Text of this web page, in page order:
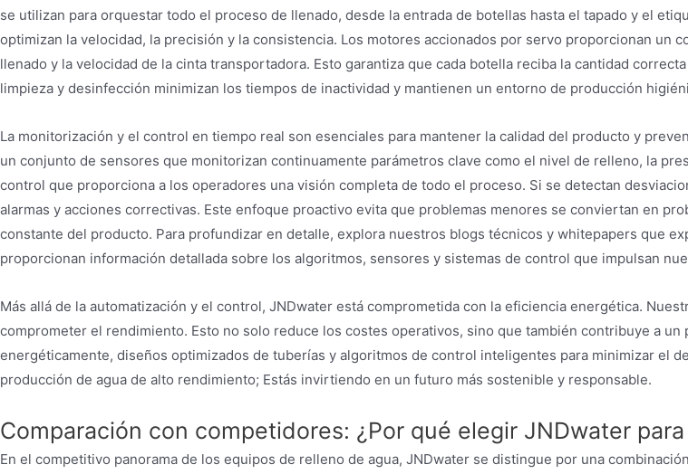
se utilizan para orquestar todo el proceso de llenado, desde la entrada de botellas hasta el tapado y el
optimizan la velocidad, la precisión y la consistencia. Los motores accionados por servo proporcionan
llenado y la velocidad de la cinta transportadora. Esto garantiza que cada botella reciba la cantidad
limpieza y desinfección minimizan los tiempos de inactividad y mantienen un entorno de producción
La monitorización y el control en tiempo real son esenciales para mantener la calidad del producto y
un conjunto de sensores que monitorizan continuamente parámetros clave como el nivel de relleno, la
control que proporciona a los operadores una visión completa de todo el proceso. Si se detectan
alarmas y acciones correctivas. Este enfoque proactivo evita que problemas menores se conviertan en
constante del producto. Para profundizar en detalle, explora nuestros blogs técnicos y whitepapers que
proporcionan información detallada sobre los algoritmos, sensores y sistemas de control que impulsan
Más allá de la automatización y el control, JNDwater está comprometida con la eficiencia energética.
comprometer el rendimiento. Esto no solo reduce los costes operativos, sino que también contribuye a
energéticamente, diseños optimizados de tuberías y algoritmos de control inteligentes para minimizar el
producción de agua de alto rendimiento; Estás invirtiendo en un futuro más sostenible y responsable.
Comparación con competidores: ¿Por qué elegir JNDwater
En el competitivo panorama de los equipos de relleno de agua, JNDwater se distingue por una